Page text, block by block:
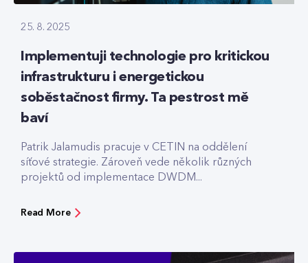
25. 8. 2025
Implementuji technologie pro kritickou
infrastrukturu i energetickou
soběstačnost firmy. Ta pestrost mě
baví
Patrik Jalamudis pracuje v CETIN na oddělení
síťové strategie. Zároveň vede několik různých
projektů od implementace DWDM...
Read More